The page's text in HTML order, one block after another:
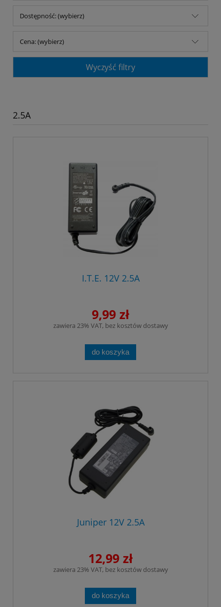
Dostępność: (wybierz)
Cena: (wybierz)
Wyczyść filtry
2.5A
I.T.E. 12V 2.5A
9,99 zł
zawiera 23% VAT, bez kosztów dostawy
do koszyka
Juniper 12V 2.5A
12,99 zł
zawiera 23% VAT, bez kosztów dostawy
do koszyka